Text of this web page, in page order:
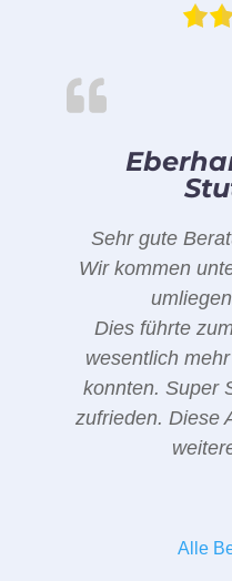
Sehr gute
Wir kommen
Dies führte
wesentlich
konnten. Super
zufrieden. Diese
Alle